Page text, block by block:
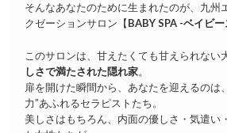
そんなあなたのために生まれたのが、九州
クゼーションサロン【BABY SPA -ベイビ
このサロンは、甘えたくても甘えられない
しさで満たされた隠れ家。
扉を開けた瞬間から、あなたを迎えるのは
力”あふれるセラピストたち。
美しさはもちろん、内面の優しさ・気遣い